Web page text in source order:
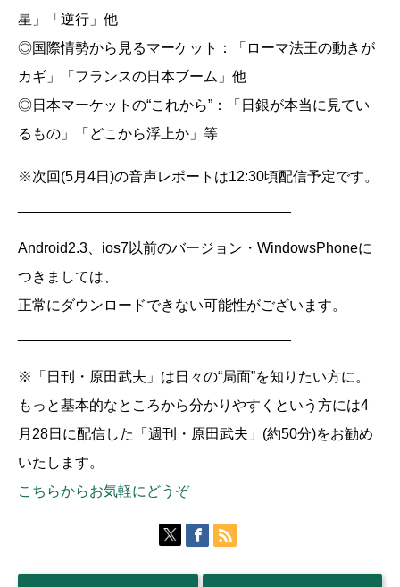
星」「逆行」他
◎国際情勢から見るマーケット：「ローマ法王の動きが
カギ」「フランスの日本ブーム」他
◎日本マーケットの“これから”：「日銀が本当に見てい
るもの」「どこから浮上か」等
※次回(5月4日)の音声レポートは12:30頃配信予定です。
Android2.3、ios7以前のバージョン・WindowsPhoneに
つきましては、
正常にダウンロードできない可能性がございます。
※「日刊・原田武夫」は日々の“局面”を知りたい方に。
もっと基本的なところから分かりやすくという方には4
月28日に配信した「週刊・原田武夫」(約50分)をお勧め
いたします。
こちらからお気軽にどうぞ